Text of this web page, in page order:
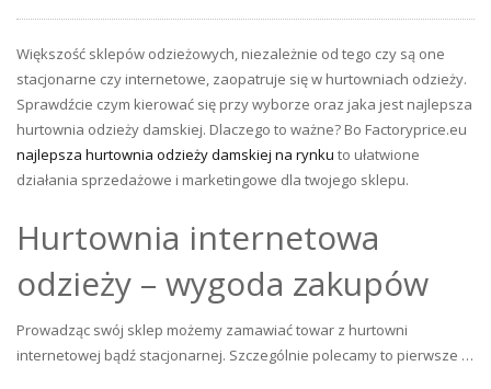
Większość sklepów odzieżowych, niezależnie od tego czy są one
stacjonarne czy internetowe, zaopatruje się w hurtowniach odzieży.
Sprawdźcie czym kierować się przy wyborze oraz jaka jest najlepsza
hurtownia odzieży damskiej. Dlaczego to ważne? Bo Factoryprice.eu
najlepsza hurtownia odzieży damskiej na rynku to ułatwione
działania sprzedażowe i marketingowe dla twojego sklepu.
Hurtownia internetowa
odzieży – wygoda zakupów
Prowadząc swój sklep możemy zamawiać towar z hurtowni
internetowej bądź stacjonarnej. Szczególnie polecamy to pierwsze …